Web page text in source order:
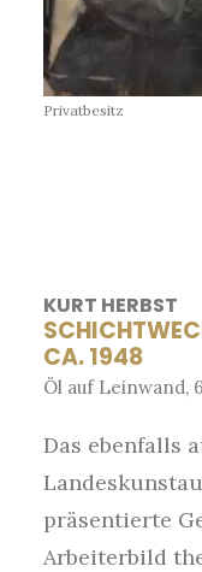
Privatbesitz
KURT HERBST
CA. 1948
Öl auf Leinwand,
Das ebenfalls
präsentierte
Arbeiterbild